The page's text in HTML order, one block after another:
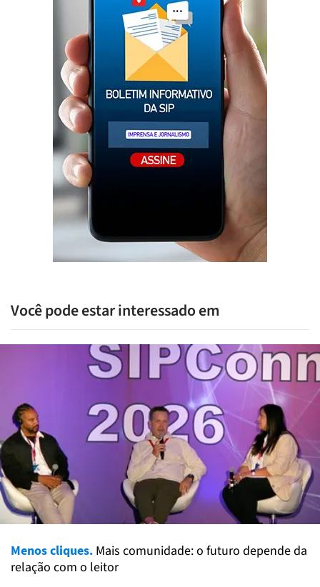
Você pode estar interessado em
Menos cliques. Mais comunidade: o futuro depende da
relação com o leitor